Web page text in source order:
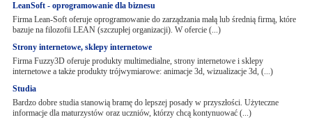
LeanSoft - oprogramowanie dla biznesu
Firma Lean-Soft oferuje oprogramowanie do zarządzania małą lub średnią firmą, które
bazuje na filozofii LEAN (szczupłej organizacji). W ofercie (...)
Strony internetowe, sklepy internetowe
Firma Fuzzy3D oferuje produkty multimedialne, strony internetowe i sklepy
internetowe a także produkty trójwymiarowe: animacje 3d, wizualizacje 3d, (...)
Studia
Bardzo dobre studia stanowią bramę do lepszej posady w przyszłości. Użyteczne
informacje dla maturzystów oraz uczniów, którzy chcą kontynuować (...)